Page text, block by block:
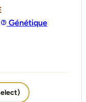
Génétique